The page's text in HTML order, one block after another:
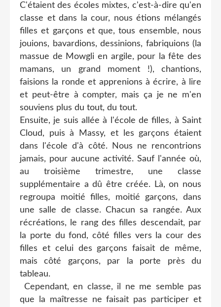
C'étaient des écoles mixtes, c'est-à-dire qu'en
classe et dans la cour, nous étions mélangés
filles et garçons et que, tous ensemble, nous
jouions, bavardions, dessinions, fabriquions (la
massue de Mowgli en argile, pour la fête des
mamans, un grand moment !), chantions,
faisions la ronde et apprenions à écrire, à lire
et peut-être à compter, mais ça je ne m'en
souviens plus du tout, du tout.
Ensuite, je suis allée à l'école de filles, à Saint
Cloud, puis à Massy, et les garçons étaient
dans l'école d'à côté. Nous ne rencontrions
jamais, pour aucune activité. Sauf l'année où,
au troisième trimestre, une classe
supplémentaire a dû être créée. Là, on nous
regroupa moitié filles, moitié garçons, dans
une salle de classe. Chacun sa rangée. Aux
récréations, le rang des filles descendait, par
la porte du fond, côté filles vers la cour des
filles et celui des garçons faisait de même,
mais côté garçons, par la porte près du
tableau.
Cependant, en classe, il ne me semble pas
que la maîtresse ne faisait pas participer et